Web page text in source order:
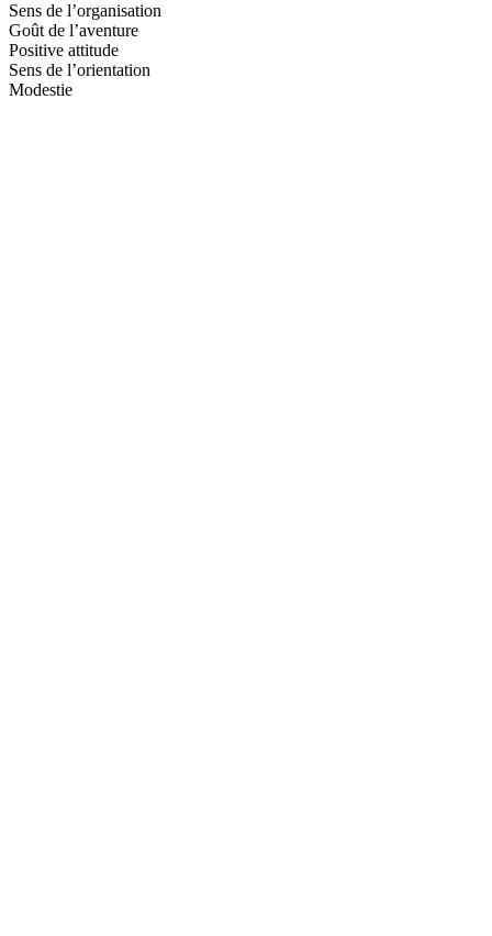
Sens de l’organisation
Goût de l’aventure
Positive attitude
Sens de l’orientation
Modestie